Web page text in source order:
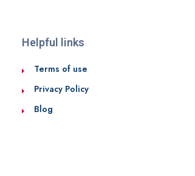
Helpful links
Terms of use
Privacy Policy
Blog